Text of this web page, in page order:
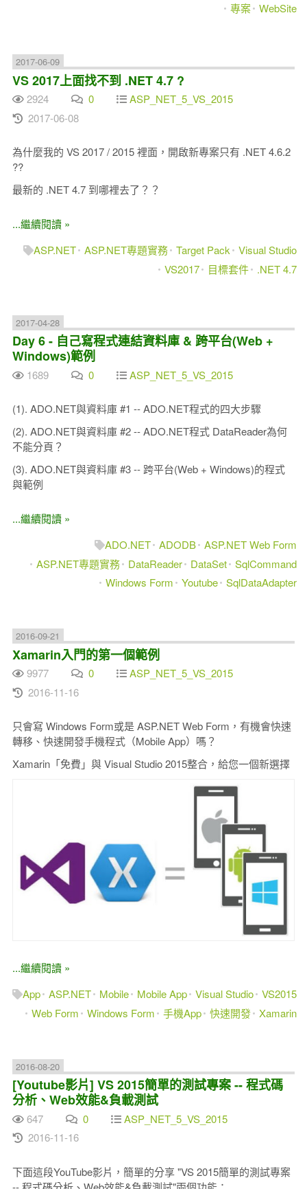
專案 WebSite
2017-06-09
VS 2017上面找不到 .NET 4.7 ?
2924 0
ASP_NET_5_VS_2015
2017-06-08
為什麼我的 VS 2017 / 2015 裡面，開啟新專案只有 .NET 4.6.2
??
最新的 .NET 4.7 到哪裡去了？？
...繼續閱讀 »
ASP.NET ASP.NET專題實務 Target Pack
Visual Studio
VS2017
目標套件 .NET 4.7
2017-04-28
Day 6 - 自己寫程式連結資料庫 & 跨平台(Web +
Windows)範例
1689 0 ASP_NET_5_VS_2015
(1). ADO.NET與資料庫 #1 -- ADO.NET程式的四大步驟
(2). ADO.NET與資料庫 #2 -- ADO.NET程式 DataReader為何
不能分頁？
(3). ADO.NET與資料庫 #3 -- 跨平台(Web + Windows)的程式
與範例
...繼續閱讀 »
ADO.NET ADODB ASP.NET Web Form
ASP.NET專題實務
DataReader DataSet SqlCommand
Windows Form
Youtube SqlDataAdapter
2016-09-21
Xamarin入門的第一個範例
9977 0
ASP_NET_5_VS_2015
2016-11-16
只會寫 Windows Form或是 ASP.NET Web Form，有機會快速
轉移、快速開發手機程式（Mobile App）嗎？
Xamarin「免費」與 Visual Studio 2015整合，給您一個新選擇
...繼續閱讀 »
App ASP.NET Mobile Mobile App Visual Studio VS2015
Web Form
Windows Form 手機App 快速開發 Xamarin
2016-08-20
[Youtube影片] VS 2015簡單的測試專案 -- 程式碼
分析、Web效能&負載測試
647 0
ASP_NET_5_VS_2015
2016-11-16
下面這段YouTube影片，簡單的分享 "VS 2015簡單的測試專案